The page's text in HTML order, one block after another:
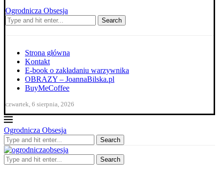
Ogrodnicza Obsesja
Search
Strona główna
Kontakt
E-book o zakładaniu warzywnika
OBRAZY – JoannaBilska.pl
BuyMeCoffee
czwartek, 6 sierpnia, 2026
Ogrodnicza Obsesja
Search
Search